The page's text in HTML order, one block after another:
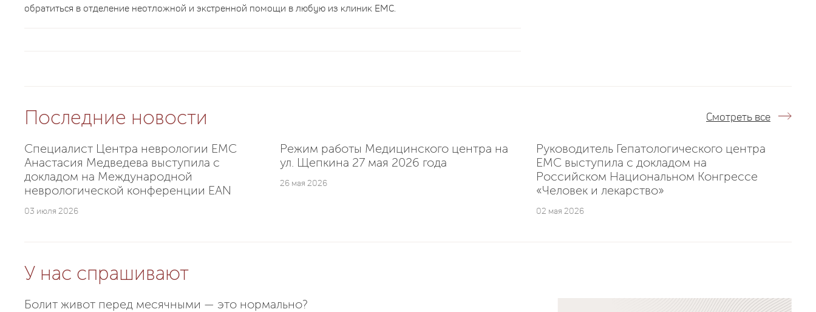
обратиться в отделение неотложной и экстренной помощи в любую из клиник ЕМС.
Последние новости
Специалист Центра неврологии EMC
Анастасия Медведева выступила с
докладом на Международной
неврологической конференции EAN
03 июля 2026
Режим работы Медицинского центра на
ул. Щепкина 27 мая 2026 года
26 мая 2026
Руководитель Гепатологического центра
EMC выступила с докладом на
Российском Национальном Конгрессе
«Человек и лекарство»
02 мая 2026
Смотреть все
У нас спрашивают
Болит живот перед месячными — это нормально?